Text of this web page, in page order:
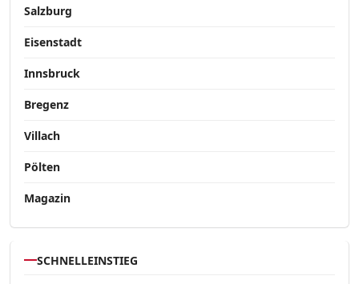
Salzburg
Eisenstadt
Innsbruck
Bregenz
Villach
Pölten
Magazin
SCHNELLEINSTIEG